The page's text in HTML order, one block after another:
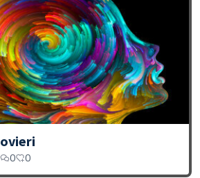
Sprovieri official
0 0